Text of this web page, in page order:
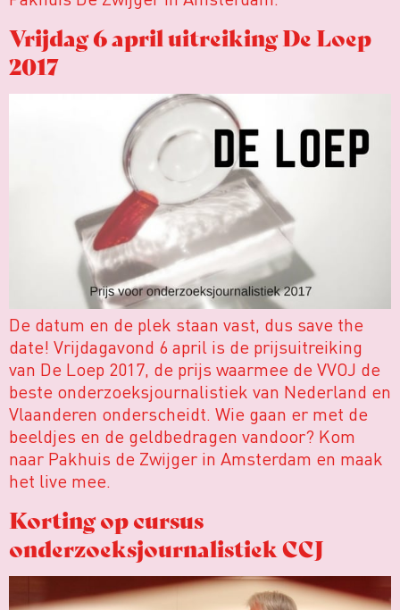
Vrijdag 6 april uitreiking De Loep
2017
De datum en de plek staan vast, dus save the
date! Vrijdagavond 6 april is de prijsuitreiking
van De Loep 2017, de prijs waarmee de VVOJ de
beste onderzoeksjournalistiek van Nederland en
Vlaanderen onderscheidt. Wie gaan er met de
beeldjes en de geldbedragen vandoor? Kom
naar Pakhuis de Zwijger in Amsterdam en maak
het live mee.
Korting op cursus
onderzoeksjournalistiek CCJ